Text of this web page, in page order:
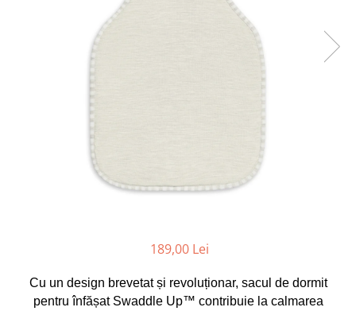
Jucarii pentru dentitie
CHARLIE BANANA
LOVE TO DREAM
Sac de dormit cu piciorușe
Sac de dormit nou nascut Swaddle
189,00 Lei
Cu un design brevetat și revoluționar, sacul de dormit
pentru înfășat Swaddle Up™ contribuie la calmarea